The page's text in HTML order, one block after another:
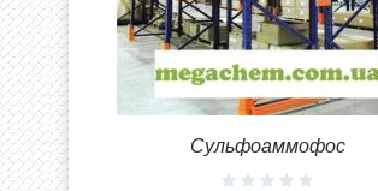
Сульфоаммофос